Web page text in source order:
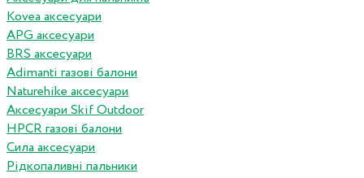
Kovea аксесуари
APG аксесуари
BRS аксесуари
Adimanti газові балони
Naturehike аксесуари
Аксесуари Skif Outdoor
HPCR газові балони
Сила аксесуари
Рідкопаливні пальники